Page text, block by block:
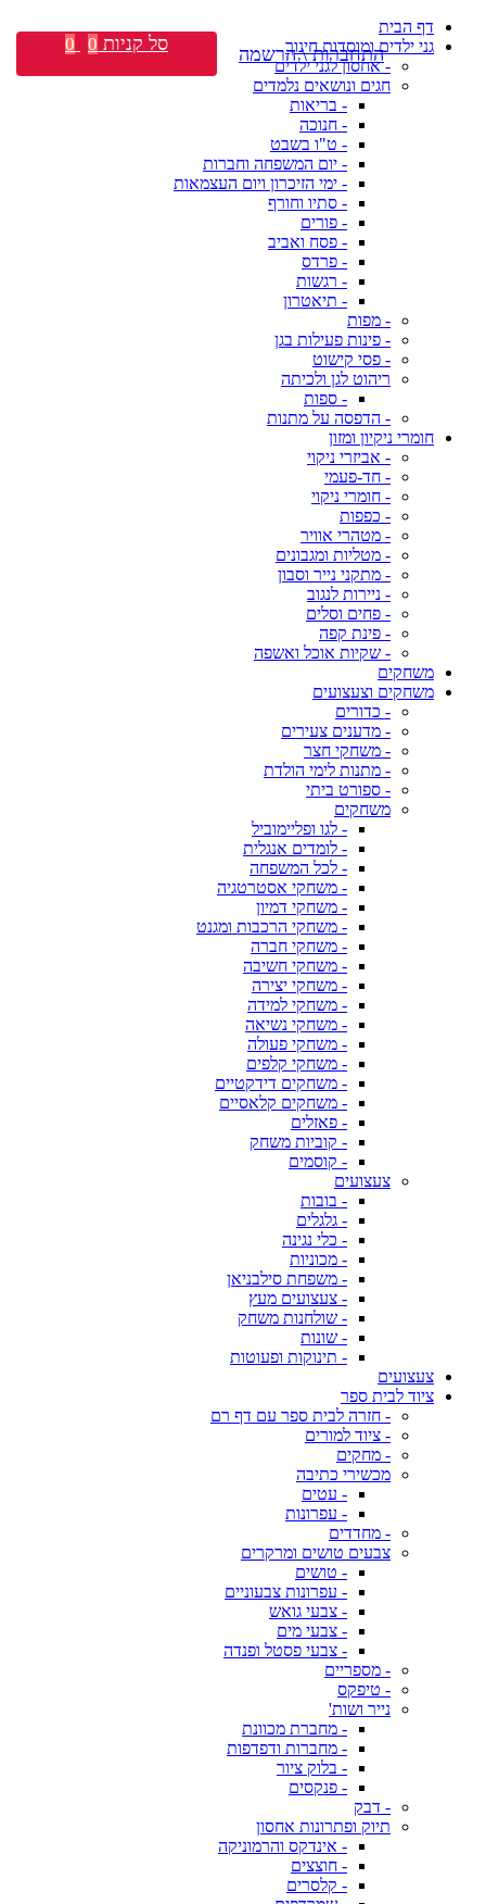
דף הבית
גני ילדים ומוסדות חינוך
- אחסון לגני ילדים
חגים ונושאים נלמדים
- בריאות
- חנוכה
- ט"ו בשבט
- יום המשפחה וחברות
- ימי הזיכרון ויום העצמאות
- סתיו וחורף
- פורים
- פסח ואביב
- פרדס
- רגשות
- תיאטרון
- מפות
- פינות פעילות בגן
- פסי קישוט
ריהוט לגן ולכיתה
- ספות
- הדפסה על מתנות
חומרי ניקיון ומזון
- אביזרי ניקוי
- חד-פעמי
- חומרי ניקוי
- כפפות
- מטהרי אוויר
- מטליות ומגבונים
- מתקני נייר וסבון
- ניירות לנגוב
- פחים וסלים
- פינת קפה
- שקיות אוכל ואשפה
משחקים
משחקים וצעצועים
- כדורים
- מדענים צעירים
- משחקי חצר
- מתנות לימי הולדת
- ספורט ביתי
משחקים
- לגו ופליימוביל
- לומדים אנגלית
- לכל המשפחה
- משחקי אסטרטגיה
- משחקי דמיון
- משחקי הרכבות ומגנט
- משחקי חברה
- משחקי חשיבה
- משחקי יצירה
- משחקי למידה
- משחקי נשיאה
- משחקי פעולה
- משחקי קלפים
- משחקים דידקטיים
- משחקים קלאסיים
- פאזלים
- קוביות משחק
- קוסמים
צעצועים
- בובות
- גלגלים
- כלי נגינה
- מכוניות
- משפחת סילבניאן
- צעצועים מעץ
- שולחנות משחק
- שונות
- תינוקות ופעוטות
צעצועים
ציוד לבית ספר
- חזרה לבית ספר עם דף רם
- ציוד למורים
- מחקים
מכשירי כתיבה
- עטים
- עפרונות
- מחדדים
צבעים טושים ומרקרים
- טושים
- עפרונות צבעוניים
- צבעי גואש
- צבעי מים
- צבעי פסטל ופנדה
- מספריים
- טיפקס
נייר ושות'
- מחברת מכוונת
- מחברות ודפדפות
- בלוק ציור
- פנקסים
- דבק
תיוק ופתרונות אחסון
- אינדקס והרמוניקה
- חוצצים
- קלסרים
התחברות \ הרשמה סל קניות 0
0